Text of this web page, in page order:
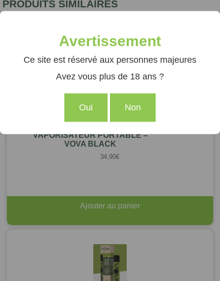
PRODUITS SIMILAIRES
VAPORISATEUR PORTABLE –
VOVA BLACK
34,90€
Ajouter au panier
Avertissement
Ce site est réservé aux personnes majeures
Avez vous plus de 18 ans ?
Oui Non